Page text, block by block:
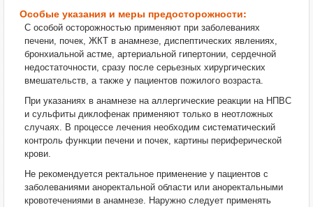
Особые указания и меры предосторожности:
С особой осторожностью применяют при заболеваниях
печени, почек, ЖКТ в анамнезе, диспептических явлениях,
бронхиальной астме, артериальной гипертонии, сердечной
недостаточности, сразу после серьезных хирургических
вмешательств, а также у пациентов пожилого возраста.
При указаниях в анамнезе на аллергические реакции на НПВС
и сульфиты диклофенак применяют только в неотложных
случаях. В процессе лечения необходим систематический
контроль функции печени и почек, картины периферической
крови.
Не рекомендуется ректальное применение у пациентов с
заболеваниями аноректальной области или аноректальными
кровотечениями в анамнезе. Наружно следует применять